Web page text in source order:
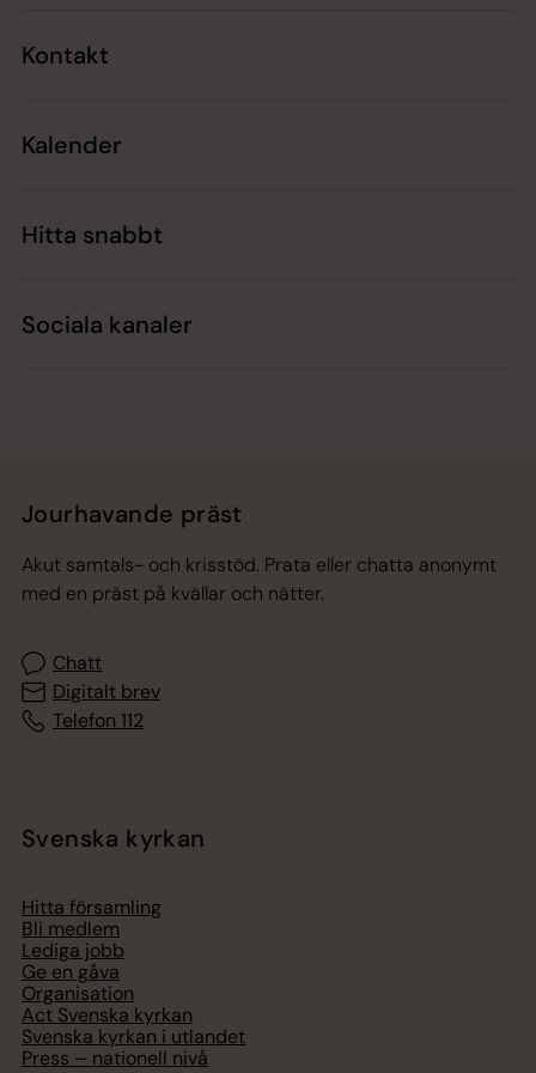
Kontakt
Kalender
Hitta snabbt
Sociala kanaler
Jourhavande präst
Akut samtals- och krisstöd. Prata eller chatta anonymt
med en präst på kvällar och nätter.
Chatt
Digitalt brev
Telefon 112
Svenska kyrkan
Hitta församling
Bli medlem
Lediga jobb
Ge en gåva
Organisation
Act Svenska kyrkan
Svenska kyrkan i utlandet
Press – nationell nivå